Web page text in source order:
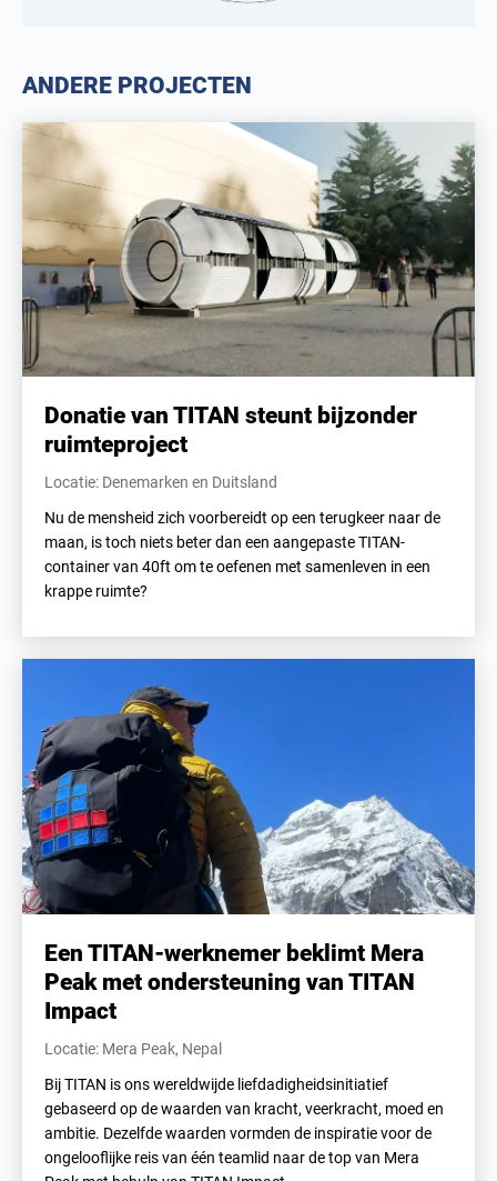
ANDERE PROJECTEN
Donatie van TITAN steunt bijzonder
ruimteproject
Locatie: Denemarken en Duitsland
Nu de mensheid zich voorbereidt op een terugkeer naar de
maan, is toch niets beter dan een aangepaste TITAN-
container van 40ft om te oefenen met samenleven in een
krappe ruimte?
Een TITAN-werknemer beklimt Mera
Peak met ondersteuning van TITAN
Impact
Locatie: Mera Peak, Nepal
Bij TITAN is ons wereldwijde liefdadigheidsinitiatief
gebaseerd op de waarden van kracht, veerkracht, moed en
ambitie. Dezelfde waarden vormden de inspiratie voor de
ongelooflijke reis van één teamlid naar de top van Mera